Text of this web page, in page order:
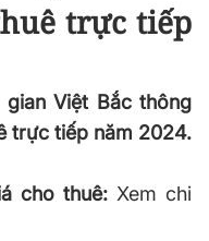
trực tiếp
gian Việt Bắc thông
trực tiếp năm 2024.
cho thuê: Xem chi